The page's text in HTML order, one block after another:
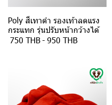
Poly สีเทาดำ รองเท้าลดแรง
กระแทก รุ่นปรับหน้ากว้างได้
750 THB-950 THB